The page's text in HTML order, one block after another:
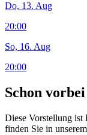
Do, 13. Aug
20:00
So, 16. Aug
20:00
Schon vorbei
Diese Vorstellung ist
finden Sie in